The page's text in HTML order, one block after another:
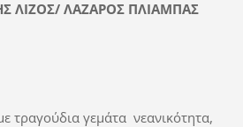
ΛΙΖΟΣ/ ΛΑΖΑΡΟΣ ΠΛΙΑΜΠΑΣ
τραγούδια γεμάτα νεανικότητα,